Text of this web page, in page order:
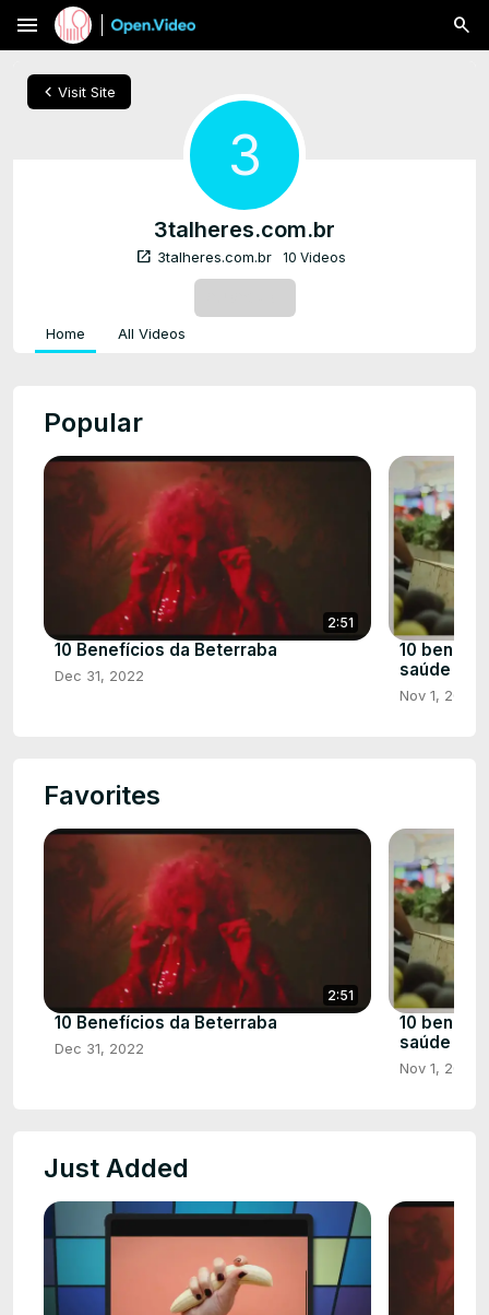
menu
chevron_left Visit Site
3
3talheres.com.br
open_in_new 3talheres.com.br 10 Videos
Home All Videos
Popular
2:51
10 Benefícios da Beterraba
Dec 31, 2022
10
saúde
Nov 1, 2022
Favorites
2:51
10 Benefícios da Beterraba
Dec 31, 2022
10
saúde
Nov 1, 2022
Just Added